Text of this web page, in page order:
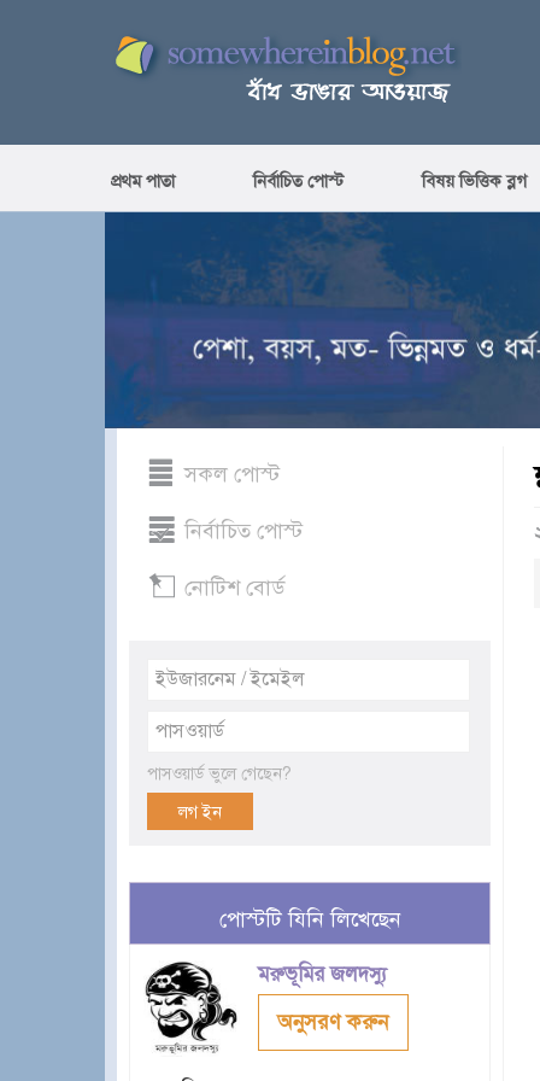
প্রথম পাতা নির্বাচিত পোস্ট বিষয় ভিত্তিক ব্লগ
সকল পোস্ট
নির্বাচিত পোস্ট
নোটিশ বোর্ড
পাসওয়ার্ড ভুলে গেছেন?
পোস্টটি যিনি লিখেছেন
মরুভূমির জলদস্যু
অনুসরণ করুন